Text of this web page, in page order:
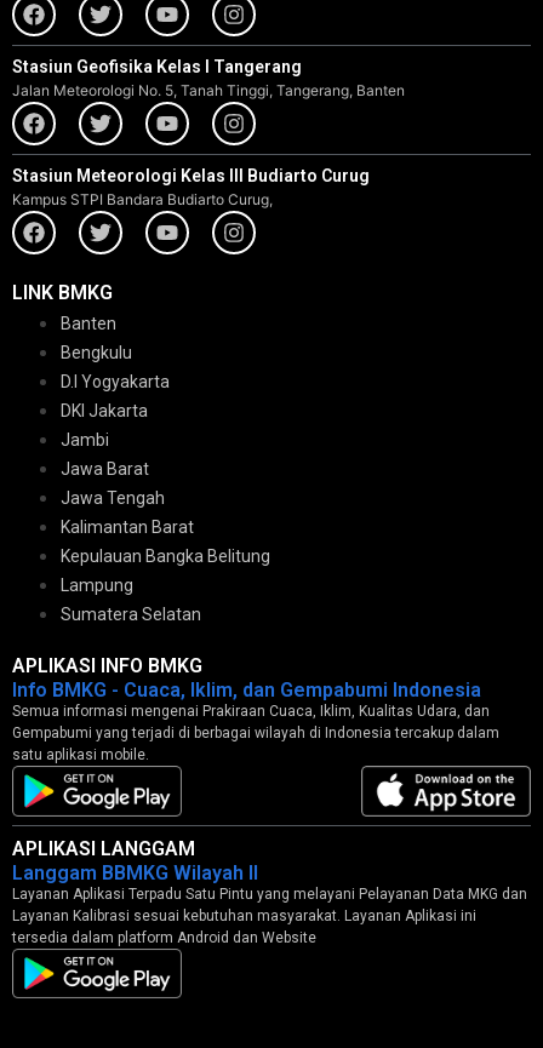
Stasiun Geofisika Kelas I Tangerang
Jalan Meteorologi No. 5, Tanah Tinggi, Tangerang, Banten
Stasiun Meteorologi Kelas III Budiarto Curug
Kampus STPI Bandara Budiarto Curug,
LINK BMKG
Banten
Bengkulu
D.I Yogyakarta
DKI Jakarta
Jambi
Jawa Barat
Jawa Tengah
Kalimantan Barat
Kepulauan Bangka Belitung
Lampung
Sumatera Selatan
APLIKASI INFO BMKG
Info BMKG - Cuaca, Iklim, dan Gempabumi Indonesia
Semua informasi mengenai Prakiraan Cuaca, Iklim, Kualitas Udara, dan
Gempabumi yang terjadi di berbagai wilayah di Indonesia tercakup dalam
satu aplikasi mobile.
APLIKASI LANGGAM
Langgam BBMKG Wilayah II
Layanan Aplikasi Terpadu Satu Pintu yang melayani Pelayanan Data MKG dan
Layanan Kalibrasi sesuai kebutuhan masyarakat. Layanan Aplikasi ini
tersedia dalam platform Android dan Website